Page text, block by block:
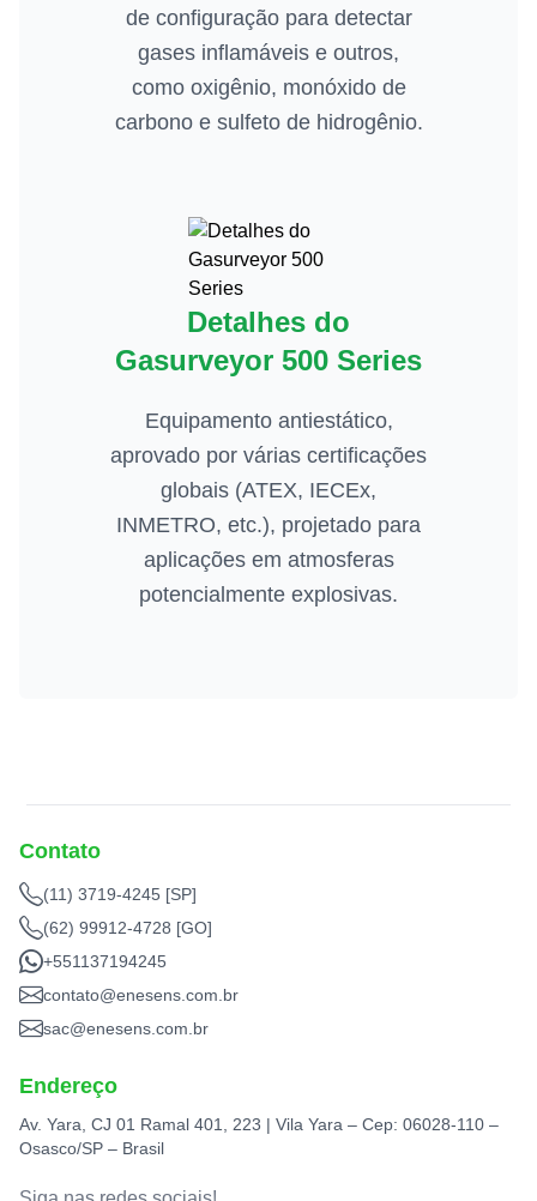
de configuração para detectar
gases inflamáveis e outros,
como oxigênio, monóxido de
carbono e sulfeto de hidrogênio.
Detalhes do
Gasurveyor 500 Series
Equipamento antiestático,
aprovado por várias certificações
globais (ATEX, IECEx,
INMETRO, etc.), projetado para
aplicações em atmosferas
potencialmente explosivas.
Contato
(11) 3719-4245 [SP]
(62) 99912-4728 [GO]
+551137194245
contato@enesens.com.br
sac@enesens.com.br
Endereço
Av. Yara, CJ 01 Ramal 401, 223 | Vila Yara – Cep: 06028-110 –
Osasco/SP – Brasil